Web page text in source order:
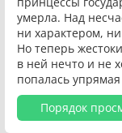
умерла. Над
ни характером,
Но теперь
в ней нечто и не
попалась
Порядок